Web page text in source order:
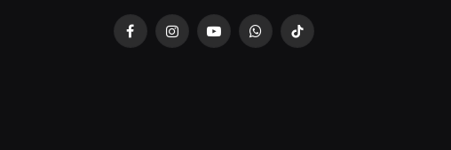
FacebookInstagramYouTubeWhatsAppTikTok